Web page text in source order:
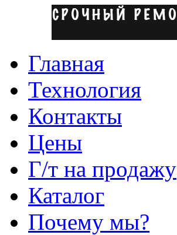
Главная
Технология
Контакты
Цены
Г/т на продажу
Каталог
Почему мы?